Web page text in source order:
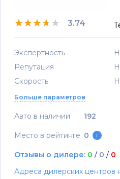
★★★★★
★★★★★
★★★★★ 3.74
Экспертность
Репутация
Скорость
Больше параметров
Авто в наличии 192
Место в рейтинге 0 i
Отзывы о дилере: 0 / 0 / 0
Адреса дилерских центров